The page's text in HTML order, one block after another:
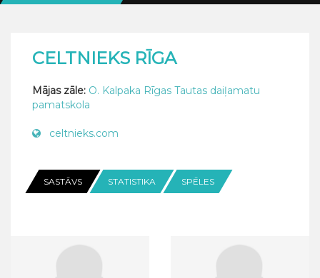
CELTNIEKS RĪGA
Mājas zāle: O. Kalpaka Rīgas Tautas daiļamatu
pamatskola
celtnieks.com
SASTĀVS STATISTIKA SPĒLES